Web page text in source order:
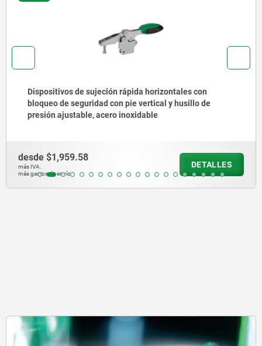
Dispositivos de sujeción rápida horizontales con
bloqueo de seguridad con pie vertical y husillo de
presión ajustable, acero inoxidable
desde $1,959.58
más IVA.
más gastos de envío
DETALLES